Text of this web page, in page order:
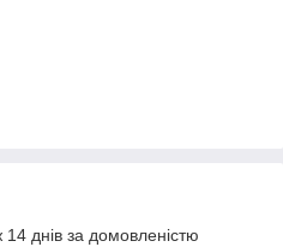
днів за домовленістю